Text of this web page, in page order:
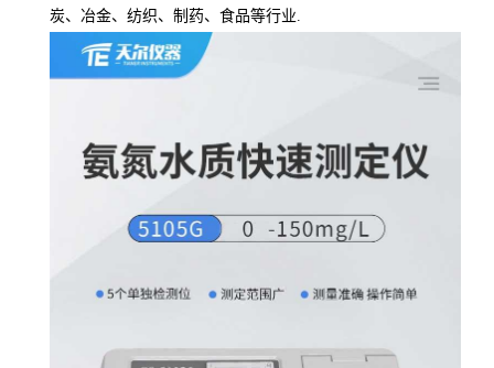
炭、冶金、纺织、制药、食品等行业.